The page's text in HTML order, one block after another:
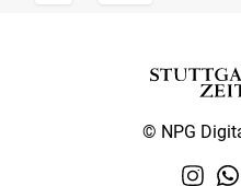
© NPG